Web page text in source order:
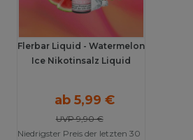
Flerbar Liquid - Watermelon
Ice Nikotinsalz Liquid
UVP 9,90 €
ab 5,99 €
Niedrigster Preis der letzten 30